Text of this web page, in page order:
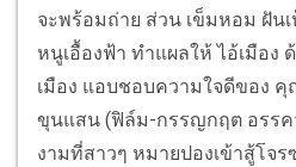
จะพร้อมถ่าย ส่วน เข็มหอม ฝัน
หนูเอื้องฟ้า ทำแผลให้ ไอ้เมือง
เมือง แอบชอบความใจดีของ
ขุนแสน (ฟิล์ม-กรรญกฤต อรร
งามที่สาวๆ หมายปองเข้าสู้โจร